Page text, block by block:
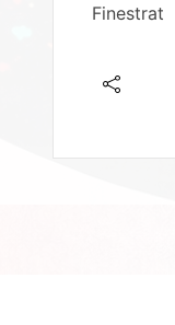
Finestrat